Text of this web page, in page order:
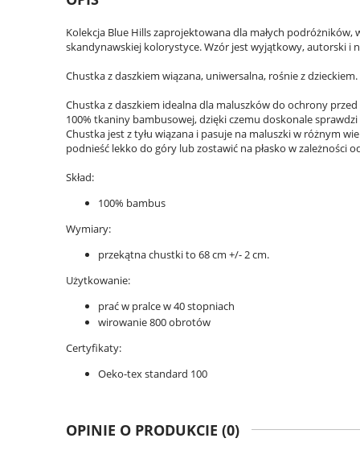
Kolekcja Blue Hills zaprojektowana dla małych podróżników,
skandynawskiej kolorystyce. Wzór jest wyjątkowy, autorski i
Chustka z daszkiem wiązana, uniwersalna, rośnie z dzieckiem.
Chustka z daszkiem idealna dla maluszków do ochrony przed
100% tkaniny bambusowej, dzięki czemu doskonale sprawdzi
Chustka jest z tyłu wiązana i pasuje na maluszki w różnym
podnieść lekko do góry lub zostawić na płasko w zależności
Skład:
100% bambus
Wymiary:
przekątna chustki to 68 cm +/- 2 cm.
Użytkowanie:
prać w pralce w 40 stopniach
wirowanie 800 obrotów
Certyfikaty:
Oeko-tex standard 100
OPINIE O PRODUKCIE (0)